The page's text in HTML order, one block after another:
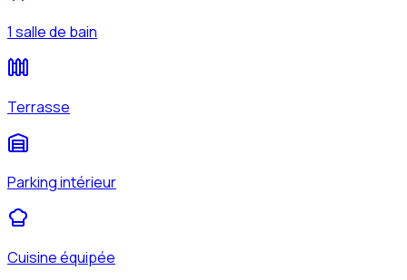
1 salle de bain
Terrasse
Parking intérieur
Cuisine équipée